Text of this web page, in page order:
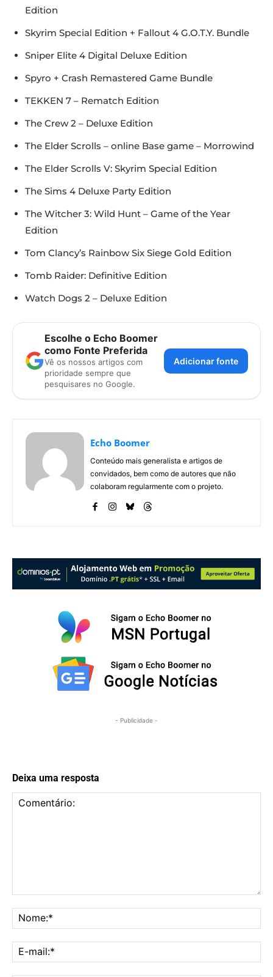
Edition
Skyrim Special Edition + Fallout 4 G.O.T.Y. Bundle
Sniper Elite 4 Digital Deluxe Edition
Spyro + Crash Remastered Game Bundle
TEKKEN 7 – Rematch Edition
The Crew 2 – Deluxe Edition
The Elder Scrolls – online Base game – Morrowind
The Elder Scrolls V: Skyrim Special Edition
The Sims 4 Deluxe Party Edition
The Witcher 3: Wild Hunt – Game of the Year
Edition
Tom Clancy’s Rainbow Six Siege Gold Edition
Tomb Raider: Definitive Edition
Watch Dogs 2 – Deluxe Edition
Escolhe o Echo Boomer
como Fonte Preferida
Vê os nossos artigos com
prioridade sempre que
pesquisares no Google.
Adicionar fonte
Echo Boomer
Conteúdo mais generalista e artigos de
convidados, bem como de autores que não
colaboram regularmente com o projeto.
- Publicidade -
Deixa uma resposta